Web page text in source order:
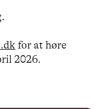
for at høre
2026.